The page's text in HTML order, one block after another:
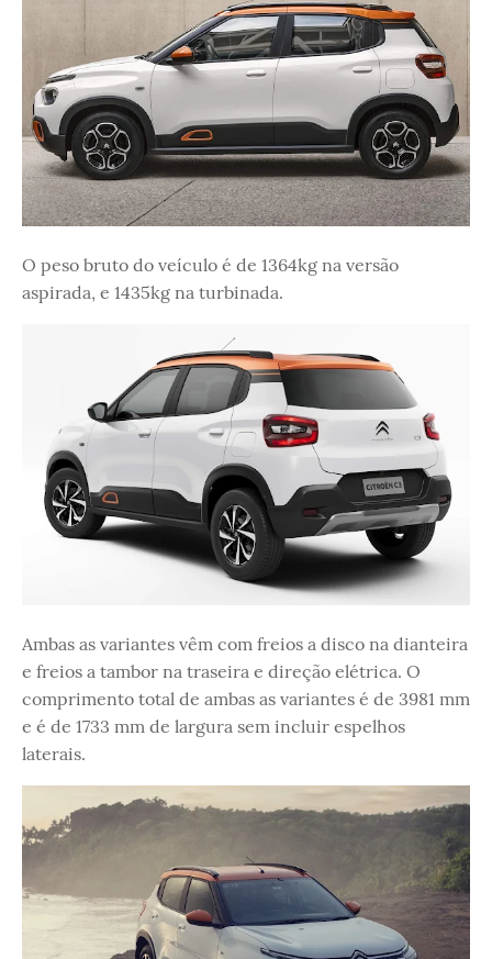
O peso bruto do veículo é de 1364kg na versão
aspirada, e 1435kg na turbinada.
Ambas as variantes vêm com freios a disco na dianteira
e freios a tambor na traseira e direção elétrica. O
comprimento total de ambas as variantes é de 3981 mm
e é de 1733 mm de largura sem incluir espelhos
laterais.